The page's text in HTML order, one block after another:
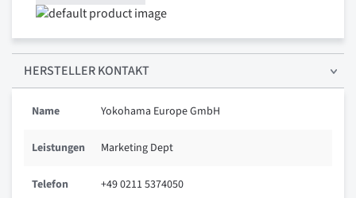
HERSTELLER KONTAKT
Name Yokohama Europe GmbH
Leistungen Marketing Dept
Telefon +49 0211 5374050